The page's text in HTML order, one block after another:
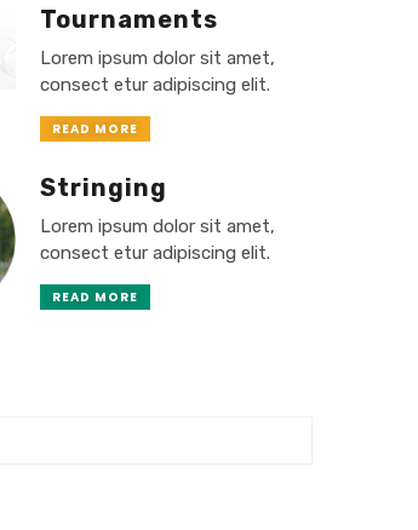
Tournaments
Lorem ipsum dolor sit amet,
consect etur adipiscing elit.
READ MORE
Stringing
Lorem ipsum dolor sit amet,
consect etur adipiscing elit.
READ MORE